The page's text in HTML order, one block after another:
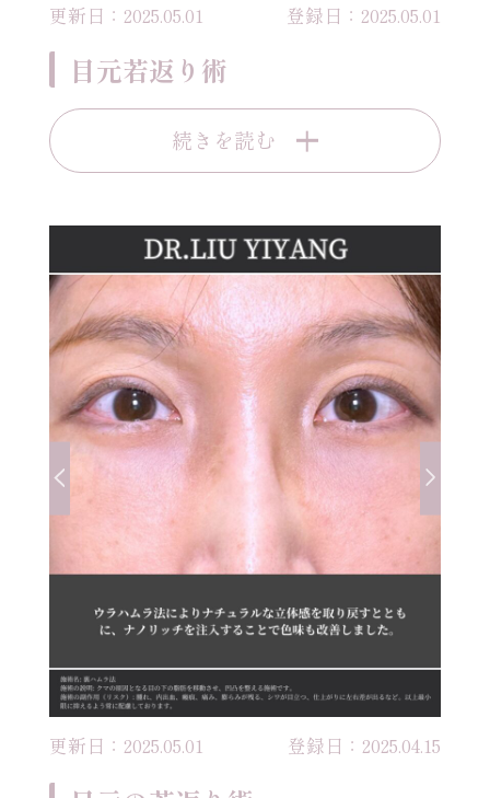
更新日：2025.05.01 登録日：2025.05.01
目元若返り術
続きを読む
更新日：2025.05.01 登録日：2025.04.15